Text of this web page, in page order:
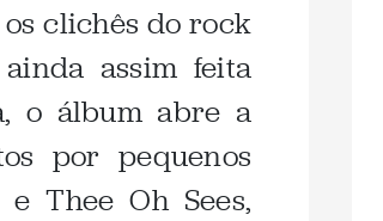
clichês do rock
assim feita
o álbum abre a
por pequenos
Thee Oh Sees,